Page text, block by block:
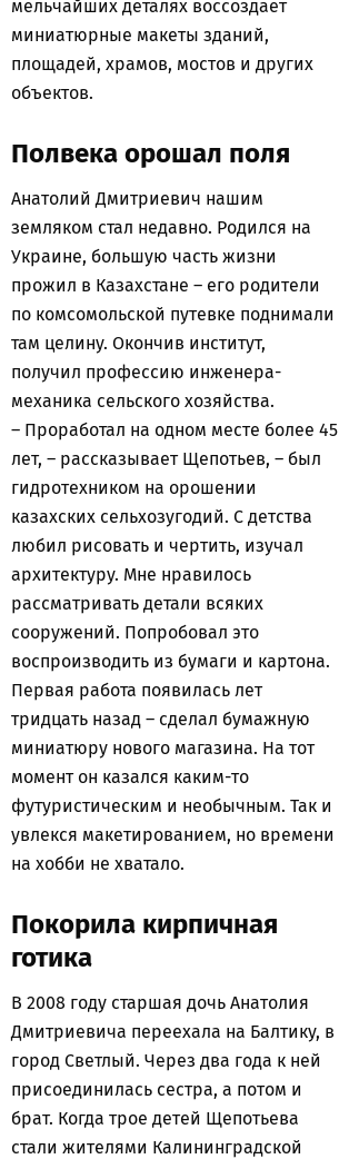
мельчайших деталях воссоздает
миниатюрные макеты зданий,
площадей, храмов, мостов и других
объектов.
Полвека орошал поля
Анатолий Дмитриевич нашим
земляком стал недавно. Родился на
Украине, большую часть жизни
прожил в Казахстане – его родители
по комсомольской путевке поднимали
там целину. Окончив институт,
получил профессию инженера-
механика сельского хозяйства.
– Проработал на одном месте более 45
лет, – рассказывает Щепотьев, – был
гидротехником на орошении
казахских сельхозугодий. С детства
любил рисовать и чертить, изучал
архитектуру. Мне нравилось
рассматривать детали всяких
сооружений. Попробовал это
воспроизводить из бумаги и картона.
Первая работа появилась лет
тридцать назад – сделал бумажную
миниатюру нового магазина. На тот
момент он казался каким-то
футуристическим и необычным. Так и
увлекся макетированием, но времени
на хобби не хватало.
Покорила кирпичная
готика
В 2008 году старшая дочь Анатолия
Дмитриевича переехала на Балтику, в
город Светлый. Через два года к ней
присоединилась сестра, а потом и
брат. Когда трое детей Щепотьева
стали жителями Калининградской